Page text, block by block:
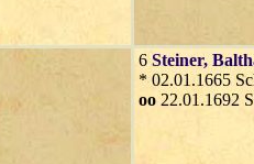
6 Steiner,
* 02.01.1665
oo 22.01.1692